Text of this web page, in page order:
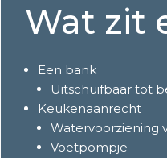
Wat zit
Een bank
Uitschuifbaar tot
Keukenaanrecht
Watervoorziening
Voetpompje